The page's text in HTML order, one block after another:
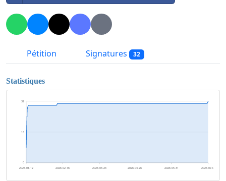
Pétition Signatures 32
Statistiques
0
16
32
2026-01-12 2026-02-16 2026-03-23 2026-04-26 2026-05-31 2026-07-05